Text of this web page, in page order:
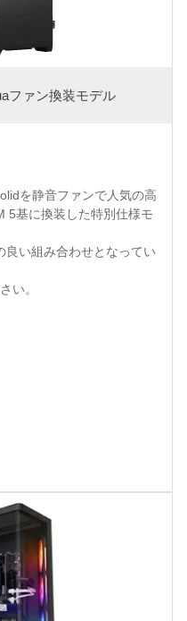
ファン換装モデル
を静音ファンで人気の高
5基に換装した特別仕様モ
良い組み合わせとなってい
い。